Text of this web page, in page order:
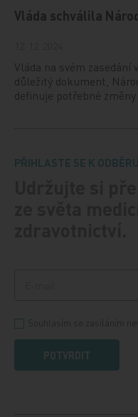
Vláda schválila
Vláda na svém
důležitý dokument,
definuje potřebné změny
PŘIHLASTE SE K
POTVRDIT